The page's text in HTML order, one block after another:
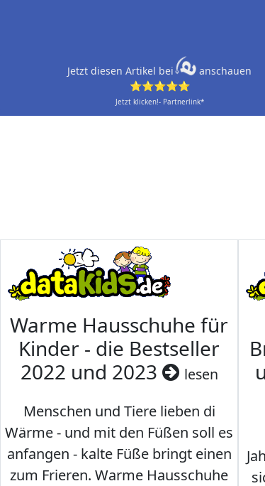
Jetzt diesen Artikel bei
anschauen
⭐⭐⭐⭐⭐
Jetzt klicken!- Partnerlink*
Warme Hausschuhe für
Kinder - die Bestseller
2022 und 2023
lesen
Menschen und Tiere lieben di
Wärme - und mit den Füßen soll es
anfangen - kalte Füße bringt einen
zum Frieren. Warme Hausschuhe